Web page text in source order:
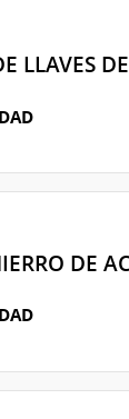
LLAVES
DE